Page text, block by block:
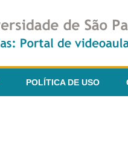
POLÍTICA DE USO